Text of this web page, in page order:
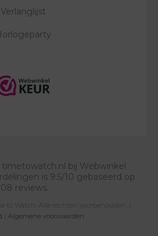
Verlanglijst
timetowatch.nl bij Webwinkel
is 9.5/10 gebaseerd op
reviews.
Algemene voorwaarden